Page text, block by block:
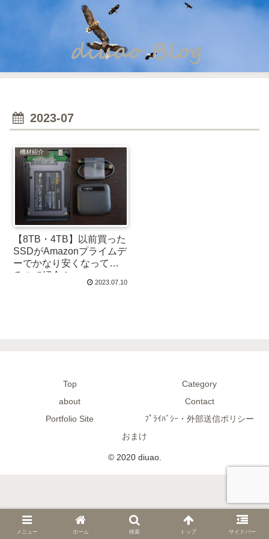
2023-07
機材紹介
【8TB・4TB】以前買った
SSDがAmazonプライムデ
ーでかなり安くなってい
るので紹介！
2023.07.10
Top
Category
about
Contact
Portfolio Site
ﾌﾟﾗｲﾊﾞｼｰ・外部送信ポリシー
おまけ
© 2020 diuao.
メニュー ホーム 検索 トップ サイドバー